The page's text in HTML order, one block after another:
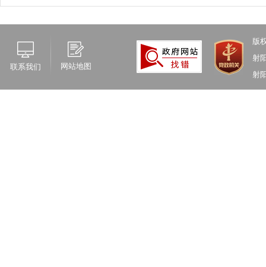
联系我们 网站地图
版
射
射